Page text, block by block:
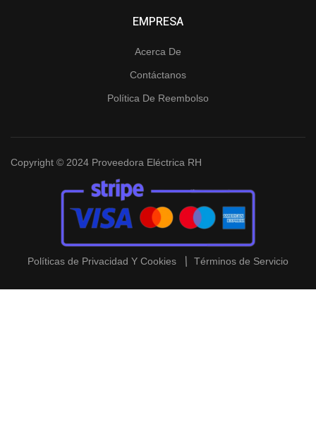
EMPRESA
Acerca De
Contáctanos
Política De Reembolso
Copyright © 2024 Proveedora Eléctrica RH
Políticas de Privacidad Y Cookies Términos de Servicio